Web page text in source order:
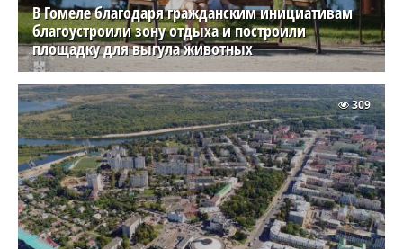
В Гомеле благодаря гражданским инициативам
благоустроили зону отдыха и построили
площадку для выгула животных
309